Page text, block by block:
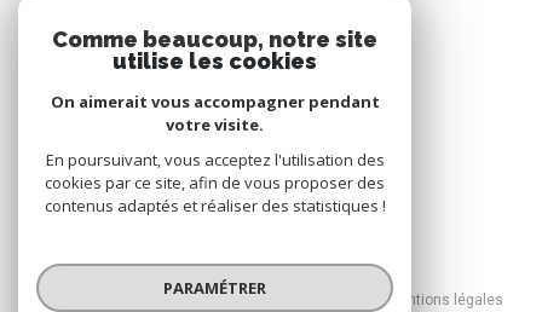
Nous suivre
© 2026 | Tous droits réservés
Mentions légales
Comme beaucoup, notre site
utilise les cookies
On aimerait vous accompagner pendant
votre visite.
En poursuivant, vous acceptez l'utilisation des
cookies par ce site, afin de vous proposer des
contenus adaptés et réaliser des statistiques !
PARAMÉTRER